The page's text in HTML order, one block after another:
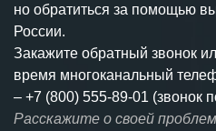
но обратиться за помощью
России.
Закажите обратный звонок
время многоканальный
– +7 (800) 555-89-01 (звонок
Расскажите о своей